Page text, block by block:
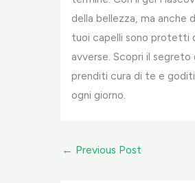
della bellezza, ma anche
tuoi capelli sono protetti
avverse. Scopri il segreto
prenditi cura di te e
ogni giorno.
← Previous Post